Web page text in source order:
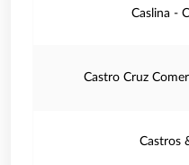
Caslina -
Castro Cruz
Castros